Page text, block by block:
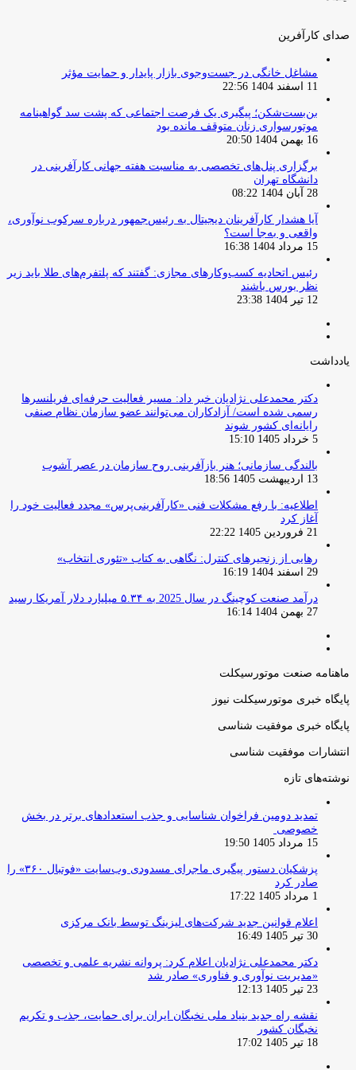
صدای کارآفرین
مشاغل خانگی در جست‌وجوی بازار پایدار و حمایت مؤثر
11 اسفند 1404 22:56
بن‌بست‌شکن؛ پیگیری یک فرصت اجتماعی که پشت سد گواهینامه
موتورسواری زنان متوقف مانده بود
16 بهمن 1404 20:50
برگزاری پنل‌های تخصصی به مناسبت هفته جهانی کارآفرینی در
دانشگاه تهران
28 آبان 1404 08:22
آیا هشدار کارآفرینان دیجیتال به رئیس‌جمهور درباره سرکوب نوآوری،
واقعی و به‌جا است؟
15 مرداد 1404 16:38
‏رئیس اتحادیه کسب‌وکارهای مجازی: گفتند که پلتفرم‌های طلا باید زیر
نظر بورس باشند
12 تیر 1404 23:38
یادداشت
دکتر محمدعلی نژادیان خبر داد: مسیر فعالیت حرفه‌ای فریلنسرها
رسمی شده است/ آزادکاران می‌توانند عضو سازمان نظام صنفی
رایانه‌ای کشور شوند
5 خرداد 1405 15:10
بالندگی سازمانی؛ هنر بازآفرینی روح سازمان در عصر آشوب
13 اردیبهشت 1405 18:56
اطلاعیه: با رفع مشکلات فنی «کارآفرینی‌پرس» مجدد فعالیت خود را
آغاز کرد
21 فروردین 1405 22:22
رهایی از زنجیرهای کنترل: نگاهی به کتاب «تئوری انتخاب»
29 اسفند 1404 16:19
درآمد صنعت کوچینگ در سال 2025 به ۵.۳۴ میلیارد دلار آمریکا رسید
27 بهمن 1404 16:14
ماهنامه صنعت موتورسیکلت
پایگاه خبری موتورسیکلت نیوز
پایگاه خبری موفقیت شناسی
انتشارات موفقیت شناسی
نوشته‌های تازه
تمدید دومین فراخوان شناسایی و جذب استعدادهای برتر در بخش
خصوصی
15 مرداد 1405 19:50
پزشکیان دستور پیگیری ماجرای مسدودی وب‌سایت «فوتبال ۳۶۰» را
صادر کرد
1 مرداد 1405 17:22
اعلام قوانین جدید شرکت‌های لیزینگ توسط بانک مرکزی
30 تیر 1405 16:49
دکتر محمدعلی نژادیان اعلام کرد: پروانه نشریه علمی و تخصصی
«مدیریت نوآوری و فناوری» صادر شد
23 تیر 1405 12:13
نقشه راه جدید بنیاد ملی نخبگان ایران برای حمایت، جذب و تکریم
نخبگان کشور
18 تیر 1405 17:02